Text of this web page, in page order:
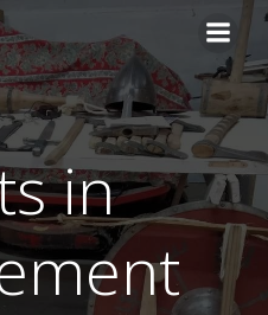
Aller
au
contenu
in